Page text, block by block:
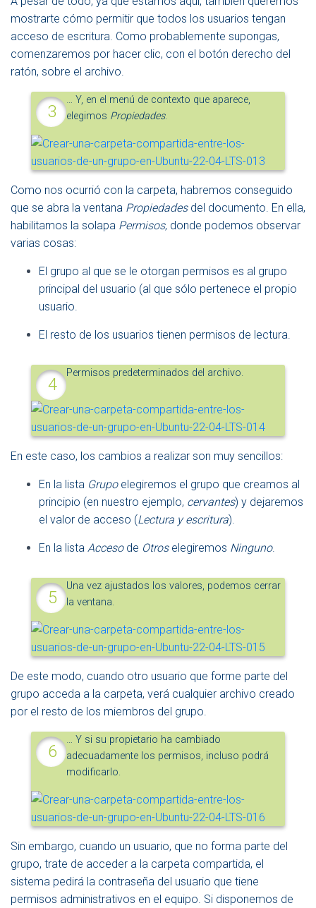
mostrarte cómo permitir que todos los usuarios tengan
acceso de escritura. Como probablemente supongas,
comenzaremos por hacer clic, con el botón derecho del
ratón, sobre el archivo.
… Y, en el menú de contexto que aparece,
elegimos Propiedades.
Como nos ocurrió con la carpeta, habremos conseguido
que se abra la ventana Propiedadesdel documento. En ella,
habilitamos la solapa Permisos, donde podemos observar
varias cosas:
El grupo al que se le otorgan permisos es al grupo
principal del usuario (al que sólo pertenece el propio
usuario.
El resto de los usuarios tienen permisos de lectura.
Permisos predeterminados del archivo.
En este caso, los cambios a realizar son muy sencillos:
En la lista Grupoelegiremos el grupo que creamos al
principio (en nuestro ejemplo, cervantes) y dejaremos
el valor de acceso (Lectura y escritura).
En la lista Accesode Otroselegiremos Ninguno.
Una vez ajustados los valores, podemos cerrar
la ventana.
De este modo, cuando otro usuario que forme parte del
grupo acceda a la carpeta, verá cualquier archivo creado
por el resto de los miembros del grupo.
… Y si su propietario ha cambiado
adecuadamente los permisos, incluso podrá
modificarlo.
Sin embargo, cuando un usuario, que no forma parte del
grupo, trate de acceder a la carpeta compartida, el
sistema pedirá la contraseña del usuario que tiene
permisos administrativos en el equipo. Si disponemos de